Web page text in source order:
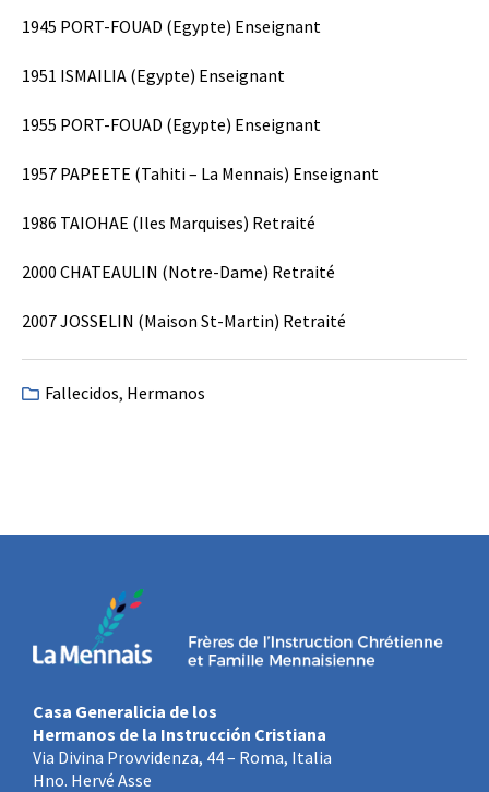
1945 PORT-FOUAD (Egypte) Enseignant
1951 ISMAILIA (Egypte) Enseignant
1955 PORT-FOUAD (Egypte) Enseignant
1957 PAPEETE (Tahiti – La Mennais) Enseignant
1986 TAIOHAE (Iles Marquises) Retraité
2000 CHATEAULIN (Notre-Dame) Retraité
2007 JOSSELIN (Maison St-Martin) Retraité
Fallecidos, Hermanos
Casa Generalicia de los
Hermanos de la Instrucción Cristiana
Via Divina Provvidenza, 44 – Roma, Italia
Hno. Hervé Asse